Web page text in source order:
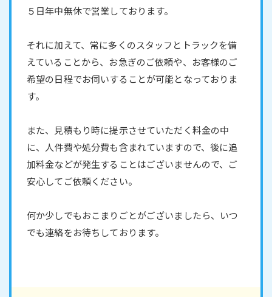
５日年中無休で営業しております。
それに加えて、常に多くのスタッフとトラックを備
えていることから、お急ぎのご依頼や、お客様のご
希望の日程でお伺いすることが可能となっておりま
す。
また、見積もり時に提示させていただく料金の中
に、人件費や処分費も含まれていますので、後に追
加料金などが発生することはございませんので、ご
安心してご依頼ください。
何か少しでもおこまりごとがございましたら、いつ
でも連絡をお待ちしております。